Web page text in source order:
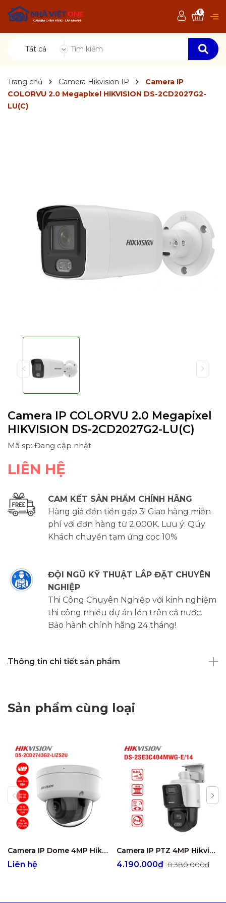
Tất cả
0
Trang chủ Camera Hikvision IP
Camera IP
COLORVU 2.0 Megapixel HIKVISION DS-2CD2027G2-
LU(C)
Camera IP COLORVU 2.0 Megapixel
HIKVISION DS-2CD2027G2-LU(C)
Mã sp: Đang cập nhật
LIÊN HỆ
CAM KẾT SẢN PHẨM CHÍNH HÃNG
Hàng giả đền tiền gấp 3! Giao hàng miễn
phí với đơn hàng từ 2.000K. Lưu ý: Qúy
Khách chuyển tạm ứng cọc 10%
ĐỘI NGŨ KỸ THUẬT LẮP ĐẶT CHUYÊN
NGHIỆP
Thi Công Chuyên Nghiệp với kinh nghiệm
thi công nhiều dự án lớn trên cả nước.
Bảo hành chính hãng 24 tháng!
Thông tin chi tiết sản phẩm
Sản phẩm cùng loại
Camera IP Dome 4MP Hikvision DS-2CD2743G2-LIZS2U
Liên hệ
Camera IP PTZ 4MP Hikvision DS-2SE3C404MWG-E/14
4.190.000₫ 8.380.000₫